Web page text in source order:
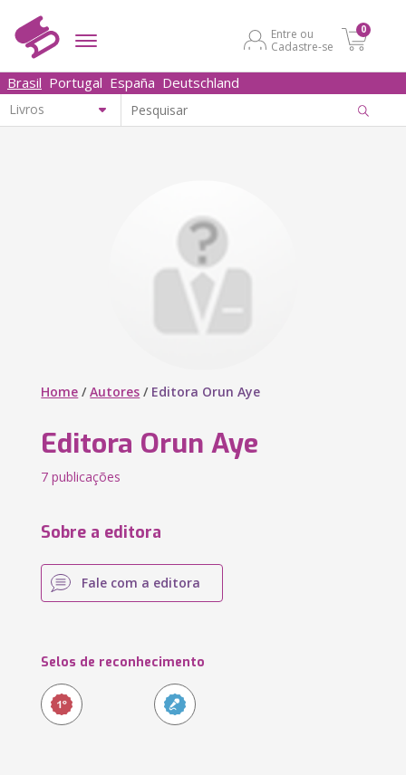
Entre ou
Cadastre-se
0
Brasil Portugal España Deutschland
Home /Autores / Editora Orun Aye
Editora Orun Aye
7 publicações
Sobre a editora
Fale com a editora
Selos de reconhecimento